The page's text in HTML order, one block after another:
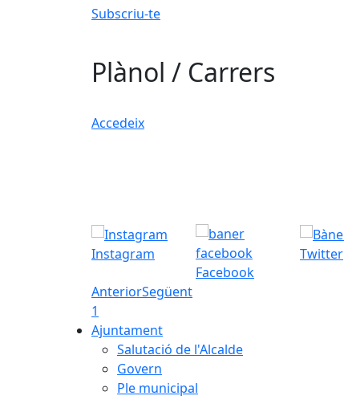
Subscriu-te
Plànol / Carrers
Accedeix
Instagram
Facebook
Twitter
AnteriorSegüent
1
Ajuntament
Salutació de l'Alcalde
Govern
Ple municipal